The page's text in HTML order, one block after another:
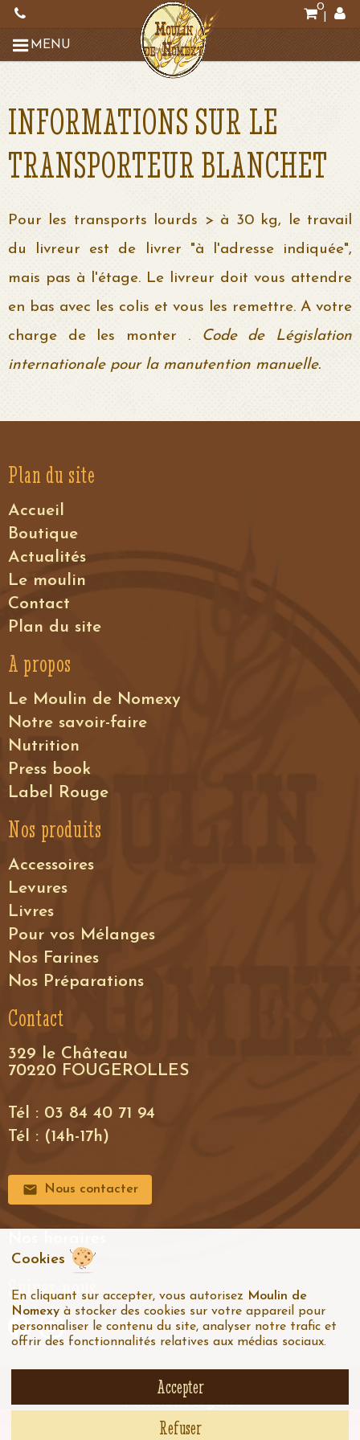
0
MENU
INFORMATIONS SUR LE
TRANSPORTEUR BLANCHET
Pour les transports lourds > à 30 kg, le travail
du livreur est de livrer "à l'adresse indiquée",
mais pas à l'étage. Le livreur doit vous attendre
en bas avec les colis et vous les remettre. A votre
charge de les monter .
Code de Législation
internationale pour la manutention manuelle.
Plan du site
Accueil
Boutique
Actualités
Le moulin
Contact
Plan du site
A propos
Le Moulin de Nomexy
Notre savoir-faire
Nutrition
Press book
Label Rouge
Nos produits
Accessoires
Levures
Livres
Pour vos Mélanges
Nos Farines
Nos Préparations
Contact
329 le Château
70220 FOUGEROLLES
Tél : 03 84 40 71 94
Tél : (14h-17h)
Nous contacter
Suivez-nous
© Moulin de Nomexy
Mentions légales
Cookies
En cliquant sur accepter, vous autorisez Moulin de
Nomexy à stocker des cookies sur votre appareil pour
personnaliser le contenu du site, analyser notre trafic et
offrir des fonctionnalités relatives aux médias sociaux.
Accepter
Refuser
Actuellement, les FRAIS DE PORT SONT OFFERTS
dès 25 kg achetés. (Voir conditions